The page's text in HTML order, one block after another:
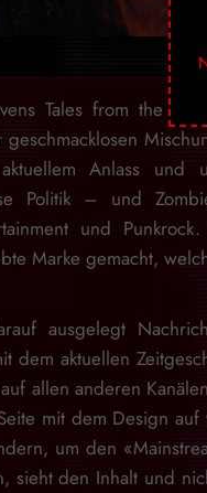
Tales from the
geschmacklosen
Anlass und
Politik – und
und
Marke gemacht,
ausgelegt
dem aktuellen
allen anderen
mit dem Design
um den
sieht den Inhalt und